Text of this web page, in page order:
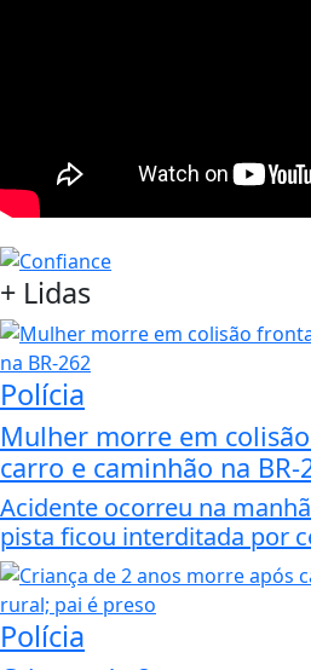
+ Lidas
Polícia
Mulher morre em
carro e caminhão na BR-
Acidente ocorreu na
pista ficou interditada por
Polícia